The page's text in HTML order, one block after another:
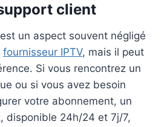
client
un aspect souvent négligé
fournisseur IPTV, mais il peut
Si vous rencontrez un
ou si vous avez besoin
votre abonnement, un
disponible 24h/24 et 7j/7,